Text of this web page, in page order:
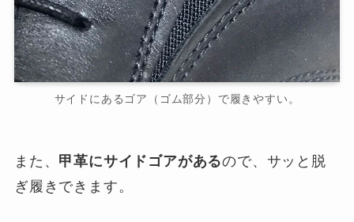
サイドにあるゴア（ゴム部分）で履きやすい。
また、 甲革にサイドゴアがあるので、サッと脱
ぎ履きできます。